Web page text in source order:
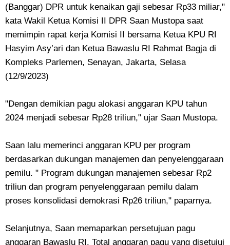
(Banggar) DPR untuk kenaikan gaji sebesar Rp33 miliar,"
kata Wakil Ketua Komisi II DPR Saan Mustopa saat
memimpin rapat kerja Komisi II bersama Ketua KPU RI
Hasyim Asy’ari dan Ketua Bawaslu RI Rahmat Bagja di
Kompleks Parlemen, Senayan, Jakarta, Selasa
(12/9/2023)
"Dengan demikian pagu alokasi anggaran KPU tahun
2024 menjadi sebesar Rp28 triliun," ujar Saan Mustopa.
Saan lalu memerinci anggaran KPU per program
berdasarkan dukungan manajemen dan penyelenggaraan
pemilu. " Program dukungan manajemen sebesar Rp2
triliun dan program penyelenggaraan pemilu dalam
proses konsolidasi demokrasi Rp26 triliun," paparnya.
Selanjutnya, Saan memaparkan persetujuan pagu
anggaran Bawaslu RI. Total anggaran pagu yang disetujui